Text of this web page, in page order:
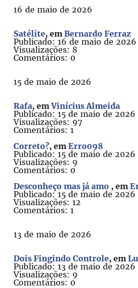
16 de maio de 2026
Satélite, emBernardo Ferraz
Publicado: 16 de maio de
Visualizações: 8
Comentários: 0
15 de maio de 2026
Rafa, emVinícius Almeida
Publicado: 15 de maio de
Visualizações: 97
Comentários: 1
Correto?, emErro098
Publicado: 15 de maio de 2026
Visualizações: 9
Comentários: 0
Desconheço mas já amo , em
Publicado: 15 de maio de 2026
Visualizações: 12
Comentários: 1
13 de maio de 2026
Dois Fingindo Controle, em
Publicado: 13 de maio de 2026
Visualizações: 9
Comentários: 0